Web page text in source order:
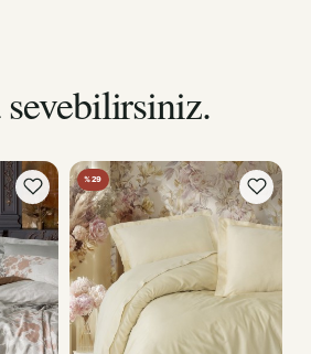
sevebilirsiniz.
%29